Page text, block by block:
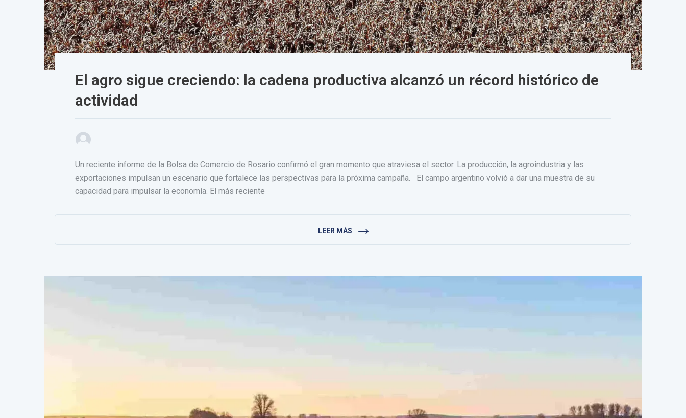
El agro sigue creciendo: la cadena productiva alcanzó un récord histórico de
actividad
Un reciente informe de la Bolsa de Comercio de Rosario confirmó el gran momento que atraviesa el sector. La producción, la agroindustria y las
exportaciones impulsan un escenario que fortalece las perspectivas para la próxima campaña. El campo argentino volvió a dar una muestra de su
capacidad para impulsar la economía. El más reciente
LEER MÁS